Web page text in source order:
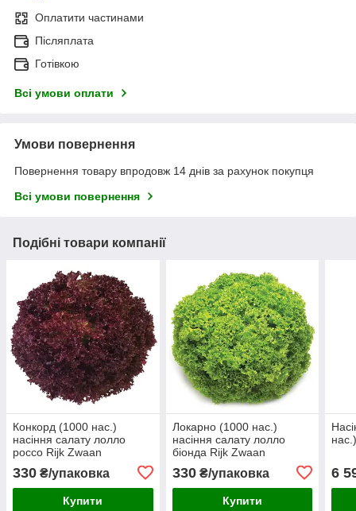
Оплатити частинами
Післяплата
Готівкою
Всі умови оплати
Умови повернення
Повернення товару впродовж 14 днів за рахунок покупця
Всі умови повернення
Подібні товари компанії
Конкорд (1000 нас.)
насіння салату лолло
россо Rijk Zwaan
330 ₴/упаковка
Купити
Локарно (1000 нас.)
насіння салату лолло
біонда Rijk Zwaan
330₴/упаковка
Купити
6